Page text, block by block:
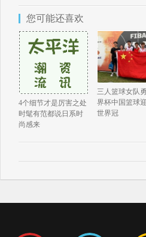
您可能还喜欢
4个细节才是厉害之处
时髦有范都说日系时
尚感来
三人篮球女队
界杯中国篮球
世界冠